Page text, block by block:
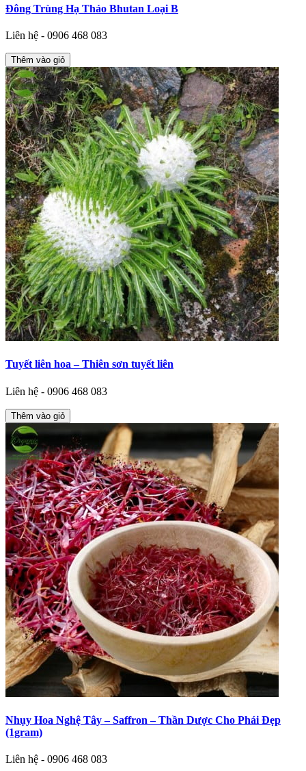
Đông Trùng Hạ Thảo Bhutan Loại B
Liên hệ - 0906 468 083
Thêm vào giỏ
Tuyết liên hoa – Thiên sơn tuyết liên
Liên hệ - 0906 468 083
Thêm vào giỏ
Nhụy Hoa Nghệ Tây – Saffron – Thần Dược Cho Phái Đẹp
(1gram)
Liên hệ - 0906 468 083